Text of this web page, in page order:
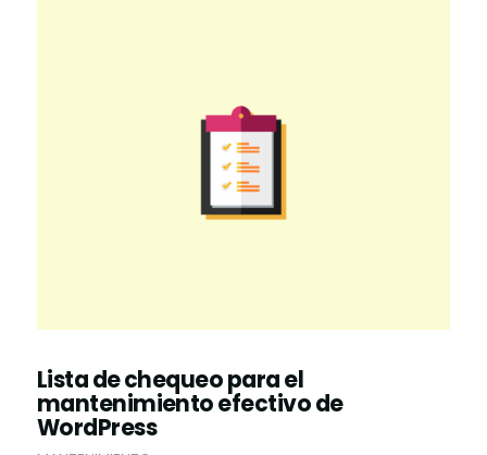
Lista de chequeo para el
mantenimiento efectivo de
WordPress